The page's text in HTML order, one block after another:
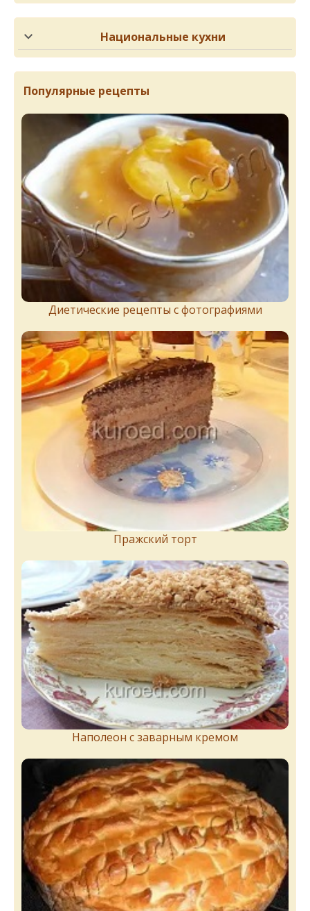
Национальные кухни
Популярные рецепты
Диетические рецепты с фотографиями
Пражский торт
Наполеон с заварным кремом